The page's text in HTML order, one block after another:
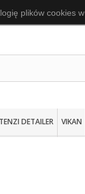
TENZI DETAILER VIKAN
plików cookies